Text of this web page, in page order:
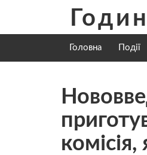
content
Головна Події